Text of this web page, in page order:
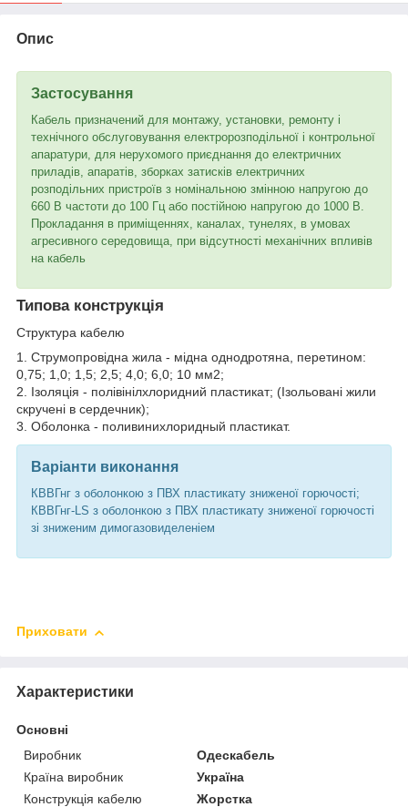
Опис
Застосування
Кабель призначений для монтажу, установки, ремонту і
технічного обслуговування електророзподільної і контрольної
апаратури, для нерухомого приєднання до електричних
приладів, апаратів, зборках затисків електричних
розподільних пристроїв з номінальною змінною напругою до
660 В частоти до 100 Гц або постійною напругою до 1000 В.
Прокладання в приміщеннях, каналах, тунелях, в умовах
агресивного середовища, при відсутності механічних впливів
на кабель
Типова конструкція
Структура кабелю
1. Струмопровідна жила - мідна однодротяна, перетином:
0,75; 1,0; 1,5; 2,5; 4,0; 6,0; 10 мм2;
2. Ізоляція - полівінілхлоридний пластикат; (Ізольовані жили
скручені в сердечник);
3. Оболонка - поливинихлоридный пластикат.
Варіанти виконання
КВВГнг з оболонкою з ПВХ пластикату зниженої горючості;
КВВГнг-LS з оболонкою з ПВХ пластикату зниженої горючості
зі зниженим димогазовиделеніем
Приховати
Характеристики
Основні
Виробник
Одескабель
Країна виробник
Україна
Конструкція кабелю
Жорстка